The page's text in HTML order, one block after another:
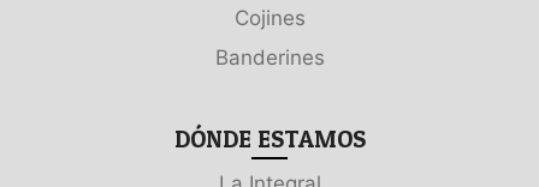
Cojines
Banderines
DÓNDE ESTAMOS